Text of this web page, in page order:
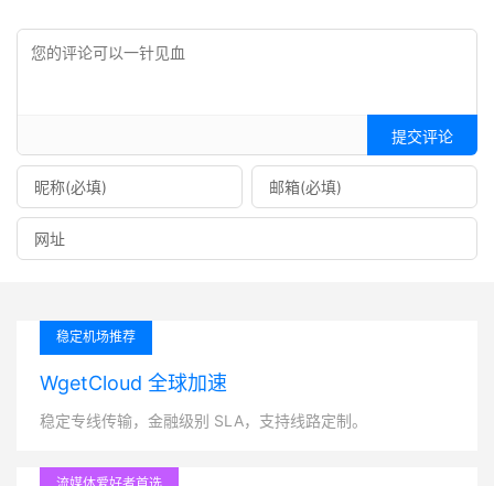
提交评论
稳定机场推荐
WgetCloud 全球加速
稳定专线传输，金融级别 SLA，支持线路定制。